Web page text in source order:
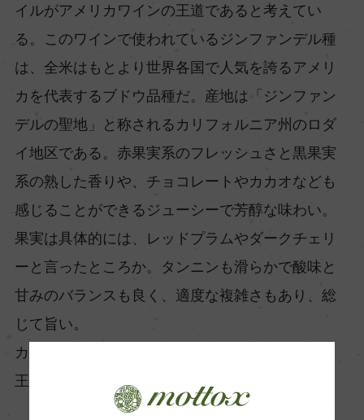
イルがアメリカワインの王道であると考えてい
る。このワインで使われているジンファンデル種
は、全米はもとより世界各国で人気を誇るアメリ
カを代表するブドウ品種だ。産地は「ジンファン
デルの聖地」と称されるカリフォルニア州のロダ
イ地区である。赤果実系のフレッシュさと黒果実
系の熟した香りや、チョコレートやカカオなども
感じることができるジューシーで芳醇な味わい。
果実は具体的には、レッドプラムやダークチェリ
ーと言ったところか。タンニンも滑らかで酸味と
甘みのバランスも良く、適度な複雑さもあり、総
じて旨い。
カリフォルニアの恵まれた気候を象徴する、正に
王道的存在だ。